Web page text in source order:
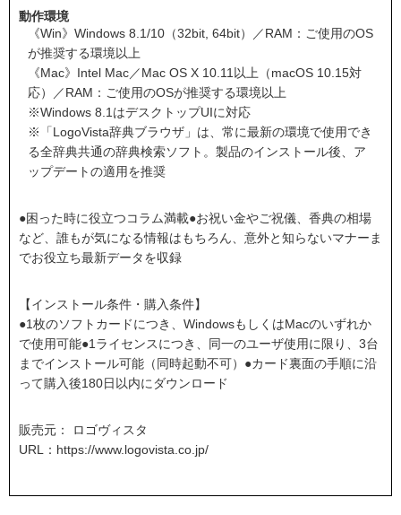
動作環境
《Win》Windows 8.1/10（32bit, 64bit）／RAM：ご使用のOS
が推奨する環境以上
《Mac》Intel Mac／Mac OS X 10.11以上（macOS 10.15対
応）／RAM：ご使用のOSが推奨する環境以上
※Windows 8.1はデスクトップUIに対応
※「LogoVista辞典ブラウザ」は、常に最新の環境で使用でき
る全辞典共通の辞典検索ソフト。製品のインストール後、ア
ップデートの適用を推奨
●困った時に役立つコラム満載●お祝い金やご祝儀、香典の相場
など、誰もが気になる情報はもちろん、意外と知らないマナーま
でお役立ち最新データを収録
【インストール条件・購入条件】
●1枚のソフトカードにつき、WindowsもしくはMacのいずれか
で使用可能●1ライセンスにつき、同一のユーザ使用に限り、3台
までインストール可能（同時起動不可）●カード裏面の手順に沿
って購入後180日以内にダウンロード
販売元： ロゴヴィスタ
URL： https://www.logovista.co.jp/